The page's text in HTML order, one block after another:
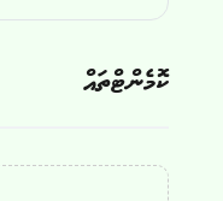
ކޮމެންޓްތައް